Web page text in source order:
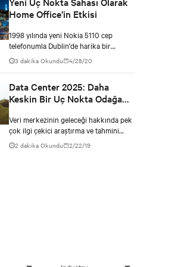
Home Office’in Etkisi
1998 yılında yeni Nokia 5110 cep
telefonumla Dublin'de harika bir
Temple Bar binasındaydım. İnternetin
toplumsal davranışları nasıl
katıldım. Sunumu yapan kişi bize
göstereceği şeyin yasa dışı olduğunu
olduğundan birbirimize şaşkınlıkla
baktık. Ardından, İrlanda'da yasa dışı
olan iki Tümleşik Hizmetler Dijital Ağı
3 dakika Okundu 4/28/20
Data Center 2025: Daha
Keskin Bir Uç Nokta Odağa
Veri merkezinin geleceği hakkında pek
çok ilgi çekici araştırma ve tahmini
keşfedin ve 5G ağları yaygınlaştıkça uç
noktanın neden gitgide daha kritik
2 dakika Okundu 2/22/19